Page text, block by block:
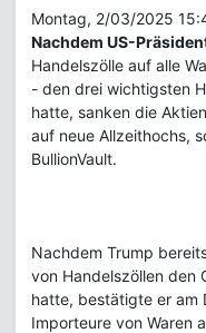
Montag, 2/03/2025
Nachdem US-
Handelszölle auf alle
- den drei wichtigsten
hatte, sanken die
auf neue Allzeithochs,
BullionVault.
Nachdem Trump
von Handelszöllen den
hatte, bestätigte er am
Importeure von Waren